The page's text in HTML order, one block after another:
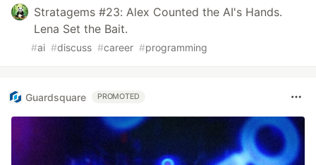
Stratagems #23: Alex Counted the AI's Hands.
Lena Set the Bait.
#ai #discuss #career #programming
Guardsquare PROMOTED